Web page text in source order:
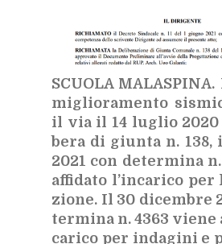
SCUO­LA MA­LA­SPI­NA.
mi­glio­ra­men­to
il via il 14 lu­glio
be­ra di giun­ta n. 138,
2021 con de­ter­mi­na
af­fi­da­to l’in­ca­ri­co
zio­ne. Il 30 di­cem­bre
ter­mi­na n. 4363 vie­ne
ca­ri­co per in­da­gi­ni e